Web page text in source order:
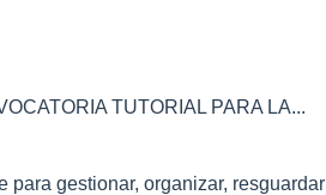
TUTORIAL PARA LA...
para gestionar, organizar,